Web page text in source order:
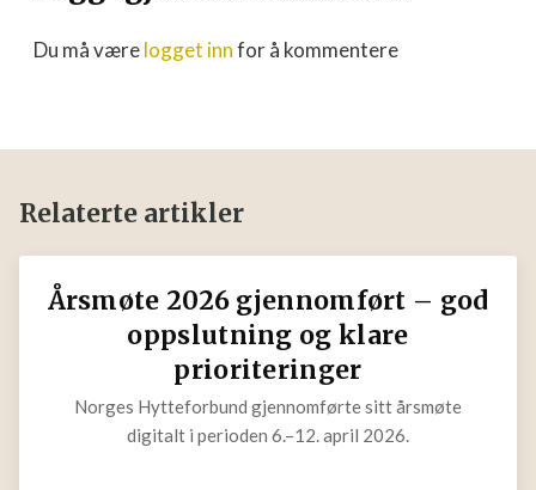
Legg igjen en kommentar
Relaterte artikler
Årsmøte 2026 gjennomført –
god oppslutning og klare
prioriteringer
Norges Hytteforbund gjennomførte sitt årsmøte